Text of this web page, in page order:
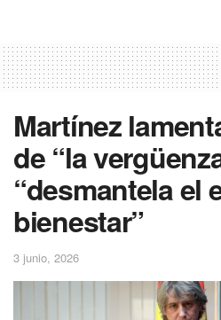
Martínez
de “la
“desmantela el
bienestar”
3 junio, 2026